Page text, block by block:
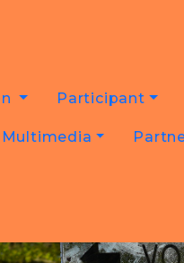
Participant
Multimedia